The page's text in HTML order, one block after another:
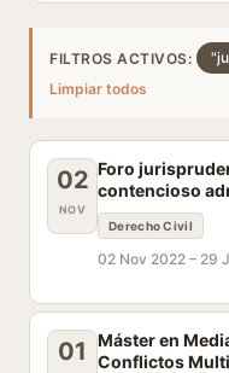
FILTROS ACTIVOS:
Limpiar todos
02
NOV
Foro
contencioso
Derecho Civil
02 Nov 2022 – 29
01
Máster en
Conflictos